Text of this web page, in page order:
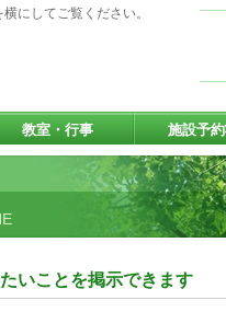
にしてご覧ください。
いことを掲示できます
教室・行事 施設予